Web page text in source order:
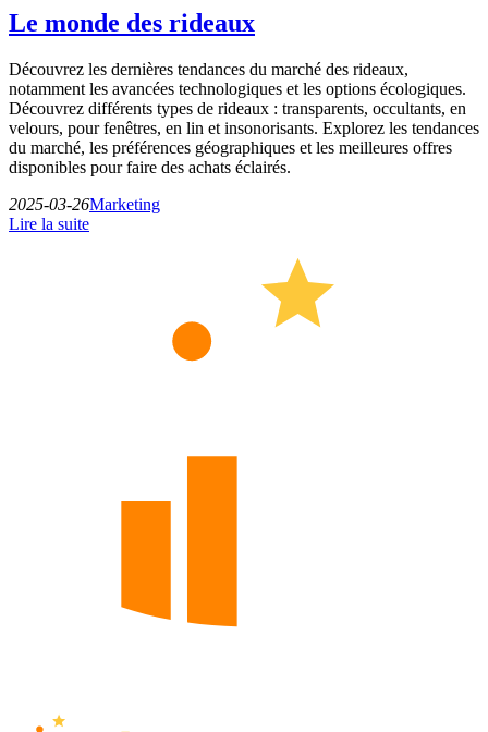
Le monde des rideaux
Découvrez les dernières tendances du marché des rideaux,
notamment les avancées technologiques et les options écologiques.
Découvrez différents types de rideaux : transparents, occultants, en
velours, pour fenêtres, en lin et insonorisants. Explorez les tendances
du marché, les préférences géographiques et les meilleures offres
disponibles pour faire des achats éclairés.
2025-03-26Marketing
Lire la suite